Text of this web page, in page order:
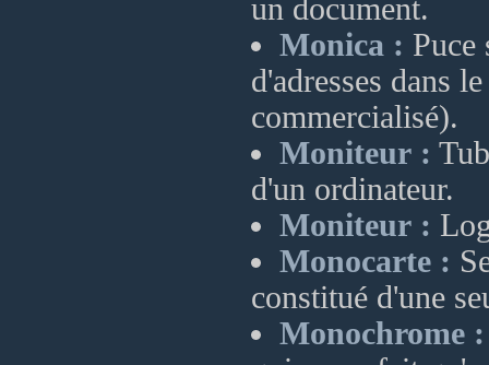
un document.
Monica : Puce
d'adresses dans
commercialisé).
Moniteur :
d'un ordinateur.
Moniteur :
Monocarte :
constitué d'une
Monochrome :